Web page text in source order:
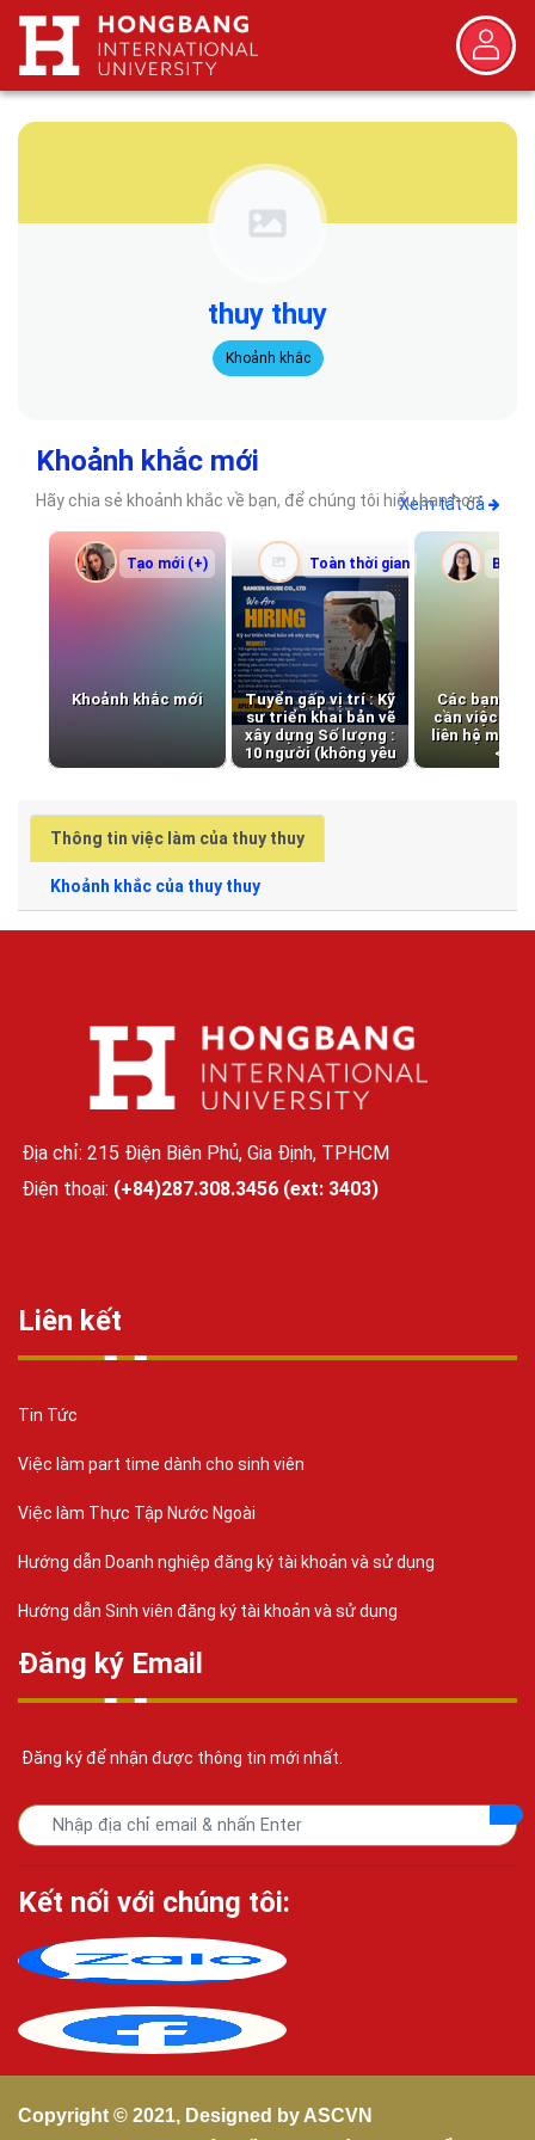
thuy thuy
Khoảnh khắc
Khoảnh khắc mới
Hãy chia sẻ khoảnh khắc về bạn, để chúng tôi hiểu bạn hơn.
Xem tất cả
Khoảnh khắc mới
Tạo mới (+)
Tuyển gấp vị trí : Kỹ
sư triển khai bản vẽ
xây dựng Số lượng :
10 người (không yêu
cầu kn) Lương,
thuy@scube.vn Tel
: 028 3930 5857
Toàn thời gian
Các bạn
cần việc làm
liên hệ mình
<3
Bán
Thông tin việc làm của thuy thuy
Khoảnh khắc của thuy thuy
Địa chỉ: 215 Điện Biên Phủ, Gia Định, TPHCM
Điện thoại: (+84)287.308.3456 (ext: 3403)
Liên kết
Tin Tức
Việc làm part time dành cho sinh viên
Việc làm Thực Tập Nước Ngoài
Hướng dẫn Doanh nghiệp đăng ký tài khoản và sử dụng
Hướng dẫn Sinh viên đăng ký tài khoản và sử dụng
Đăng ký Email
Đăng ký để nhận được thông tin mới nhất.
Kết nối với chúng tôi:
Copyright © 2021, Designed by ASCVN